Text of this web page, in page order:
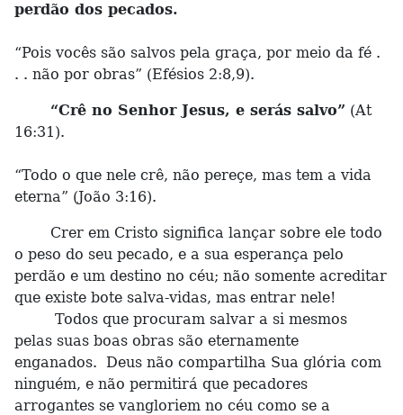
perdão dos pecados.
“Pois vocês são salvos pela graça, por meio da fé .
. . não por obras” (Efésios 2:8,9).
“Crê no Senhor Jesus, e serás salvo” (At
16:31).
“Todo o que nele crê, não pereçe, mas tem a vida
eterna” (João 3:16).
Crer em Cristo significa lançar sobre ele todo
o peso do seu pecado, e a sua esperança pelo
perdão e um destino no céu; não somente acreditar
que existe bote salva-vidas, mas entrar nele!
Todos que procuram salvar a si mesmos
pelas suas boas obras são eternamente
enganados. Deus não compartilha Sua glória com
ninguém, e não permitirá que pecadores
arrogantes se vangloriem no céu como se a